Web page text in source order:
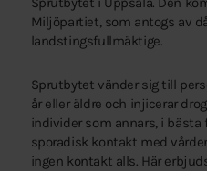
Miljöpartiet, som antogs av
landstingsfullmäktige.
Sprutbytet vänder sig till
år eller äldre och injicerar
individer som annars, i bästa
sporadisk kontakt med
ingen kontakt alls. Här